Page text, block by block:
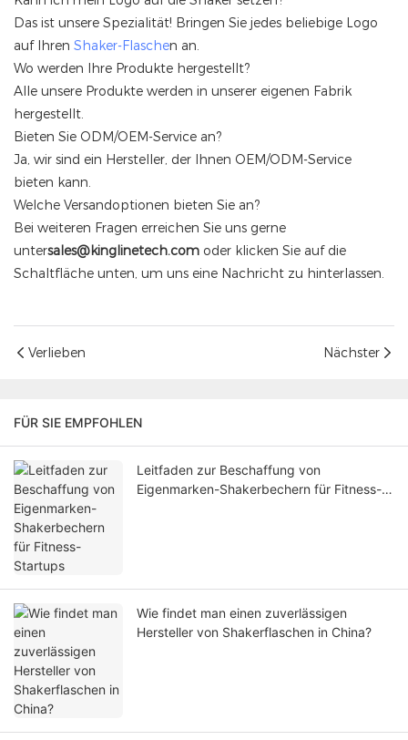
Das ist unsere Spezialität! Bringen Sie jedes beliebige Logo
auf Ihren Shaker-Flaschen an.
Wo werden Ihre Produkte hergestellt?
Alle unsere Produkte werden in unserer eigenen Fabrik
hergestellt.
Bieten Sie ODM/OEM-Service an?
Ja, wir sind ein Hersteller, der Ihnen OEM/ODM-Service
bieten kann.
Welche Versandoptionen bieten Sie an?
Bei weiteren Fragen erreichen Sie uns gerne
untersales@kinglinetech.com oder klicken Sie auf die
Schaltfläche unten, um uns eine Nachricht zu hinterlassen.
Verlieben Nächster
FÜR SIE EMPFOHLEN
Leitfaden zur Beschaffung von
Eigenmarken-Shakerbechern für Fitness-
Wie findet man einen zuverlässigen
Hersteller von Shakerflaschen in China?